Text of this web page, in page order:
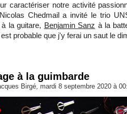
caractériser notre activité
Chedmail a invité le trio
à la guitare, Benjamin Sanz à la
probable que j'y ferai un saut le
à la guimbarde
Birgé, mardi 8 septembre 2020 à